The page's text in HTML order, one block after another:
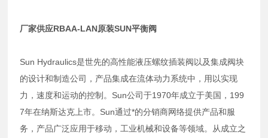
厂家供应RBAA-LAN原装SUN平衡阀
Sun Hydraulics是世先的高性能液压螺纹插装阀以及集成阀块
的设计和制造公司，产品集成在流体动力系统中，用以实现
力，速度和运动的控制。Sun公司于1970年成立于美国，199
7年在纳斯达克上市。Sun通过*的分销商网络提供产品和服
务，产品广泛应用于移动，工业机械和设备等领域。从成立之